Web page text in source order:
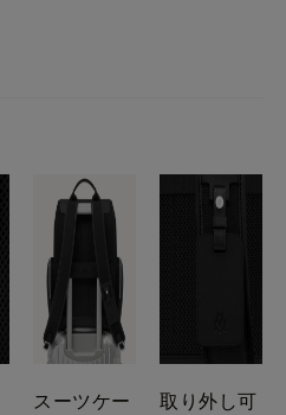
スーツケー
取り外し可